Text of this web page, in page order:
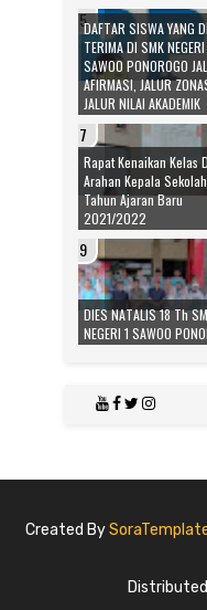
DAFTAR SISWA YANG DI
TERIMA DI SMK NEGERI
SAWOO PONOROGO
AFIRMASI, JALUR
JALUR NILAI AKADEMIK
Rapat Kenaikan Kelas
Arahan Kepala
Tahun Ajaran Baru
2021/2022
DIES NATALIS 18 Th
NEGERI 1 SAWOO
Created By